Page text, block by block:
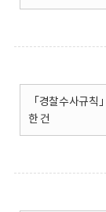
「경찰수사규
한 건